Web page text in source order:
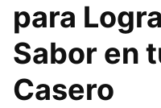
para
Sabor en
Casero